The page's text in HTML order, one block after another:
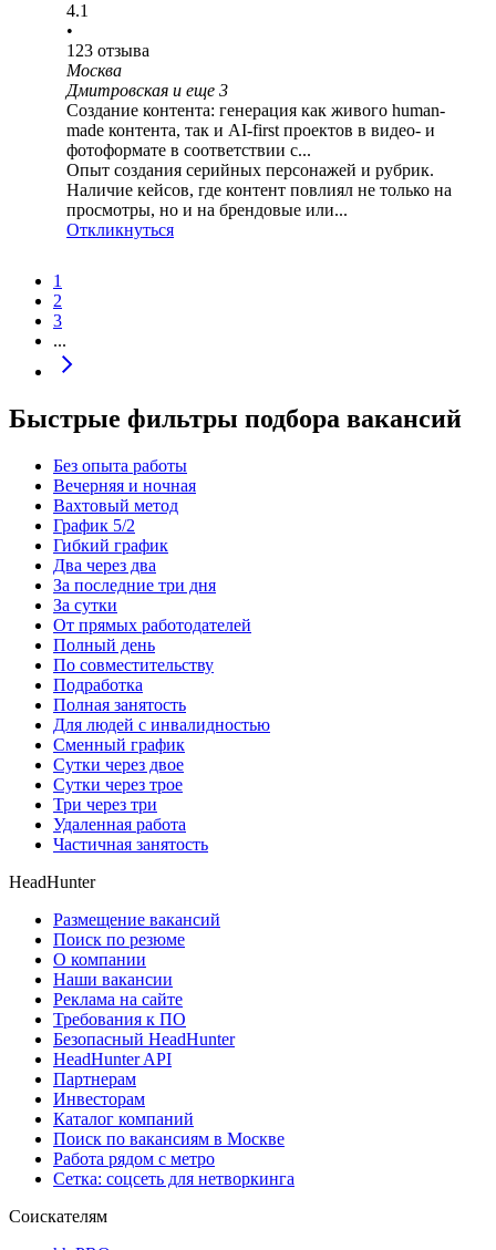
4.1
•
123 отзыва
Москва
Дмитровская и еще 3
Создание контента: генерация как живого human-
made контента, так и AI-first проектов в видео- и
фотоформате в соответствии с...
Опыт создания серийных персонажей и рубрик.
Наличие кейсов, где контент повлиял не только на
просмотры, но и на брендовые или...
Откликнуться
1
2
3
...
Быстрые фильтры подбора вакансий
Без опыта работы
Вечерняя и ночная
Вахтовый метод
График 5/2
Гибкий график
Два через два
За последние три дня
За сутки
От прямых работодателей
Полный день
По совместительству
Подработка
Полная занятость
Для людей с инвалидностью
Сменный график
Сутки через двое
Сутки через трое
Три через три
Удаленная работа
Частичная занятость
HeadHunter
Размещение вакансий
Поиск по резюме
О компании
Наши вакансии
Реклама на сайте
Требования к ПО
Безопасный HeadHunter
HeadHunter API
Партнерам
Инвесторам
Каталог компаний
Поиск по вакансиям в Москве
Работа рядом с метро
Сетка: соцсеть для нетворкинга
Соискателям